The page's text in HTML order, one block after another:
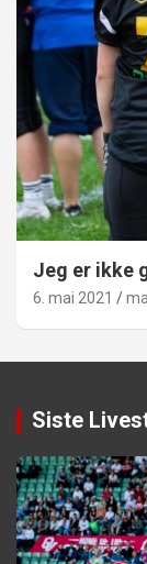
Jeg er ikke
6. mai 2021
Siste